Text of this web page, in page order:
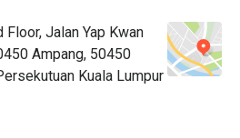
Floor, Jalan Yap Kwan
Ampang, 50450
Kuala Lumpur